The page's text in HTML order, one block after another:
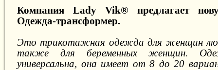
Компания Lady Vik® предлагает
Одежда-трансформер.
Это трикотажная одежда для женщин
также для беременных женщин.
универсальна, она имеет от 8 до 20